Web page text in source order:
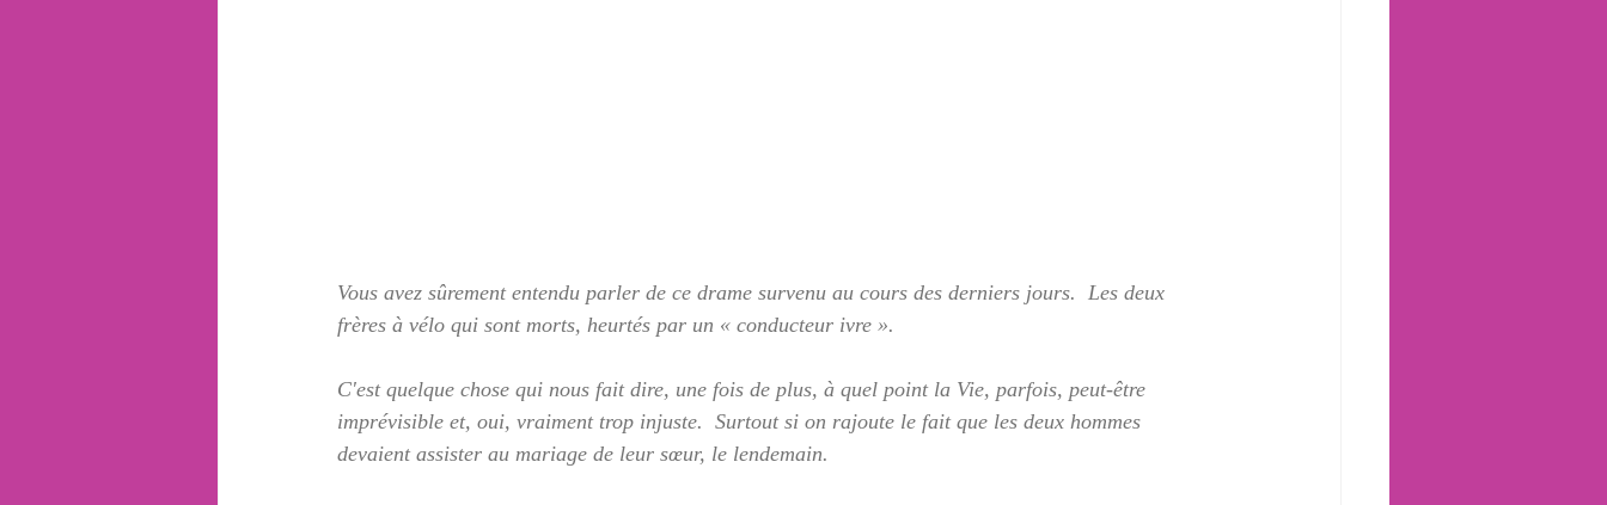
Vous avez sûrement entendu parler de ce drame survenu au cours des derniers jours.  Les deux
frères à vélo qui sont morts, heurtés par un « conducteur ivre ».
C'est quelque chose qui nous fait dire, une fois de plus, à quel point la Vie, parfois, peut-être
imprévisible et, oui, vraiment trop injuste.  Surtout si on rajoute le fait que les deux hommes
devaient assister au mariage de leur sœur, le lendemain.